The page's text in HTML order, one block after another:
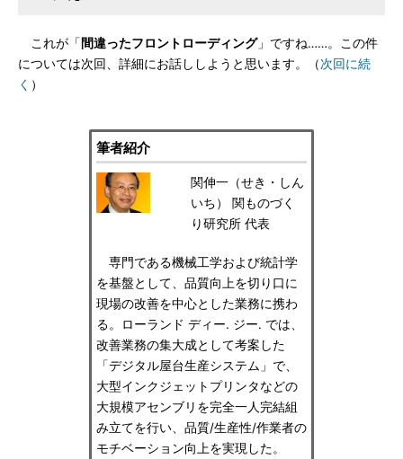
これが「 間違ったフロントローディング」ですね……。この件
については次回、詳細にお話ししようと思います。（次回に続
く ）
筆者紹介
関伸一（せき・しん
いち） 関ものづく
り研究所 代表
専門である機械工学および統計学
を基盤として、品質向上を切り口に
現場の改善を中心とした業務に携わ
る。ローランド ディー. ジー. では、
改善業務の集大成として考案した
「デジタル屋台生産システム」で、
大型インクジェットプリンタなどの
大規模アセンブリを完全一人完結組
み立てを行い、品質/生産性/作業者の
モチベーション向上を実現した。